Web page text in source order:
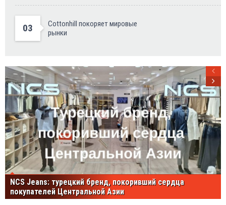
03
Cottonhill покоряет мировые
рынки
NCS Jeans: турецкий бренд, покоривший сердца
покупателей Центральной Азии